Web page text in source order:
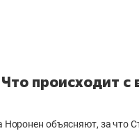
происходит с
объясняют, за что